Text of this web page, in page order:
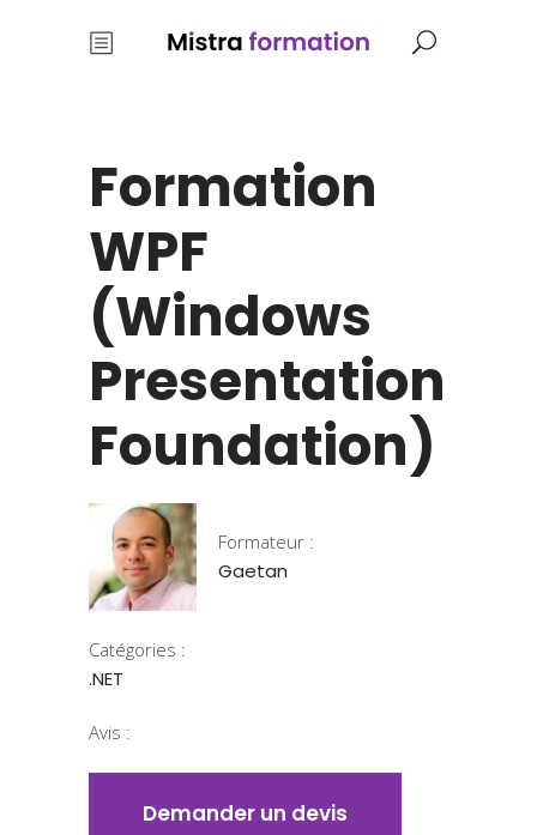
Formation
WPF
(Windows
Presentation
Foundation)
Formateur :
Gaetan
Catégories :
.NET
Avis :
Demander un devis